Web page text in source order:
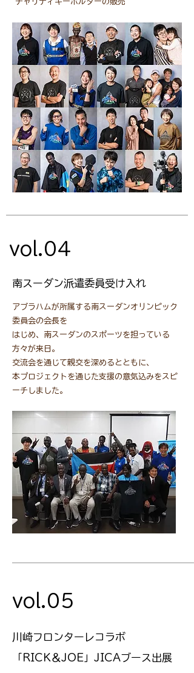
チャリティキーホルダーの販売
vol.04
南スーダン派遣委員受け入れ
アブラハムが所属する南スーダンオリンピック
委員会の会長を
はじめ、南スーダンのスポーツを担っている
方々が来日。
交流会を通じて親交を深めるとともに、
本プロジェクトを通じた支援の意気込みをスピ
ーチしました。
vol.05
川崎フロンターレコラボ
​「RICK＆JOE」JICAブース出展